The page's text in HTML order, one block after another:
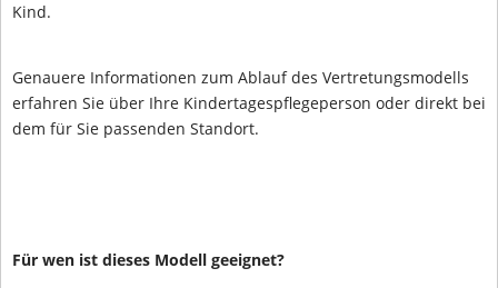
Kind.
Genauere Informationen zum Ablauf des Vertretungsmodells
erfahren Sie über Ihre Kindertagespflegeperson oder direkt bei
dem für Sie passenden Standort.
Für wen ist dieses Modell geeignet?